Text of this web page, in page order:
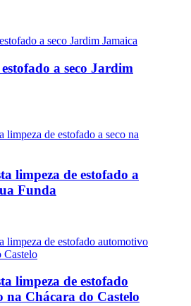
a seco Jardim
limpeza de estofado a
Funda
limpeza de estofado
na Chácara do Castelo